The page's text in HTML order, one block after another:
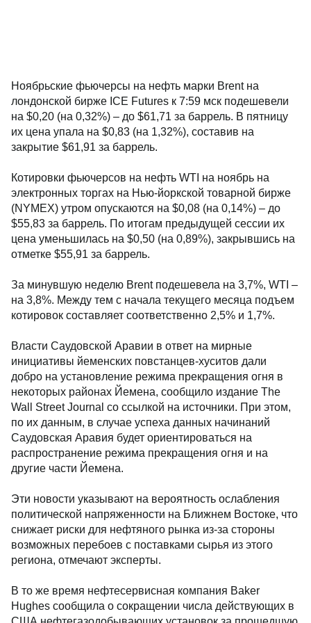
Ноябрьские фьючерсы на нефть марки Brent на
лондонской бирже ICE Futures к 7:59 мск подешевели
на $0,20 (на 0,32%) – до $61,71 за баррель. В пятницу
их цена упала на $0,83 (на 1,32%), составив на
закрытие $61,91 за баррель.
Котировки фьючерсов на нефть WTI на ноябрь на
электронных торгах на Нью-йоркской товарной бирже
(NYMEX) утром опускаются на $0,08 (на 0,14%) – до
$55,83 за баррель. По итогам предыдущей сессии их
цена уменьшилась на $0,50 (на 0,89%), закрывшись на
отметке $55,91 за баррель.
За минувшую неделю Brent подешевела на 3,7%, WTI –
на 3,8%. Между тем с начала текущего месяца подъем
котировок составляет соответственно 2,5% и 1,7%.
Власти Саудовской Аравии в ответ на мирные
инициативы йеменских повстанцев-хуситов дали
добро на установление режима прекращения огня в
некоторых районах Йемена, сообщило издание The
Wall Street Journal со ссылкой на источники. При этом,
по их данным, в случае успеха данных начинаний
Саудовская Аравия будет ориентироваться на
распространение режима прекращения огня и на
другие части Йемена.
Эти новости указывают на вероятность ослабления
политической напряженности на Ближнем Востоке, что
снижает риски для нефтяного рынка из-за стороны
возможных перебоев с поставками сырья из этого
региона, отмечают эксперты.
В то же время нефтесервисная компания Baker
Hughes сообщила о сокращении числа действующих в